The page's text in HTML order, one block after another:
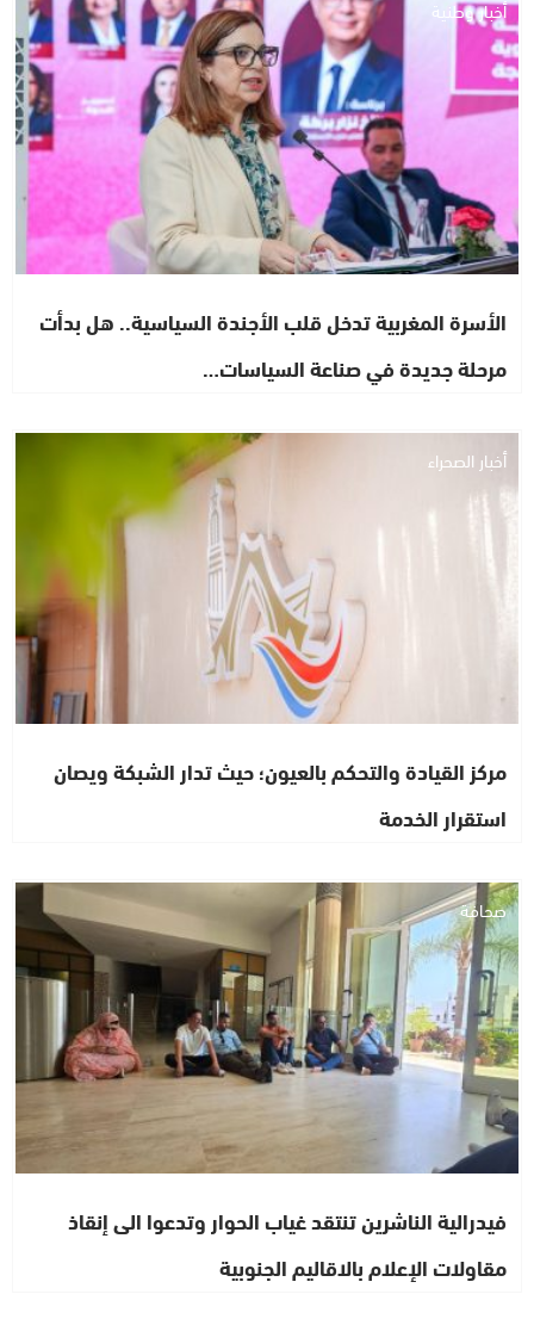
أخبار وطنية
الأسرة المغربية تدخل قلب الأجندة السياسية.. هل بدأت
مرحلة جديدة في صناعة السياسات…
أخبار الصحراء
مركز القيادة والتحكم بالعيون؛ حيث تدار الشبكة ويصان
استقرار الخدمة
صحافة
فيدرالية الناشرين تنتقد غياب الحوار وتدعوا الى إنقاذ
مقاولات الإعلام بالاقاليم الجنوبية